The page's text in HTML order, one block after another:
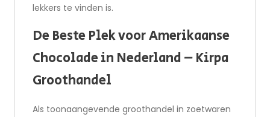
lekkers te vinden is.
De Beste Plek voor Amerikaanse
Chocolade in Nederland – Kirpa
Groothandel
Als toonaangevende groothandel in zoetwaren